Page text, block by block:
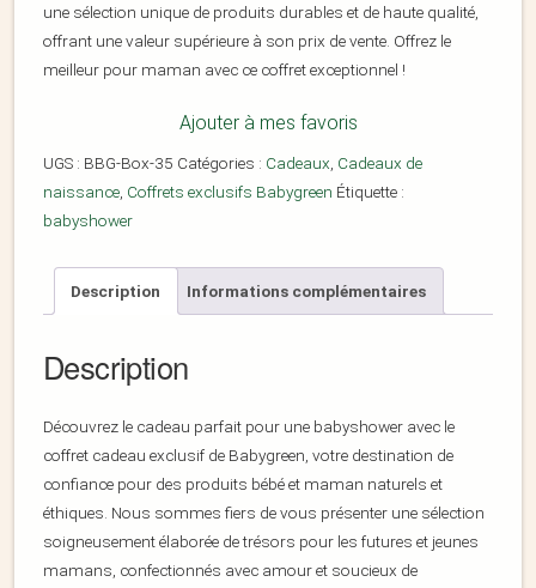
une sélection unique de produits durables et de haute qualité,
offrant une valeur supérieure à son prix de vente. Offrez le
meilleur pour maman avec ce coffret exceptionnel !
Ajouter à mes favoris
UGS : BBG-Box-35 Catégories : Cadeaux, Cadeaux de
naissance, Coffrets exclusifs Babygreen Étiquette :
babyshower
Description Informations complémentaires
Description
Découvrez le cadeau parfait pour une babyshower avec le
coffret cadeau exclusif de Babygreen, votre destination de
confiance pour des produits bébé et maman naturels et
éthiques. Nous sommes fiers de vous présenter une sélection
soigneusement élaborée de trésors pour les futures et jeunes
mamans, confectionnés avec amour et soucieux de